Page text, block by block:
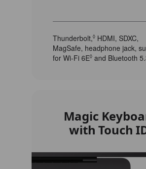
Thunderbolt,◊Refer to legal
HDMI, SDXC,
MagSafe, headphone jack,
for Wi‑Fi 6E◊Refer to legal
and Bluetooth
Magic
with Touch